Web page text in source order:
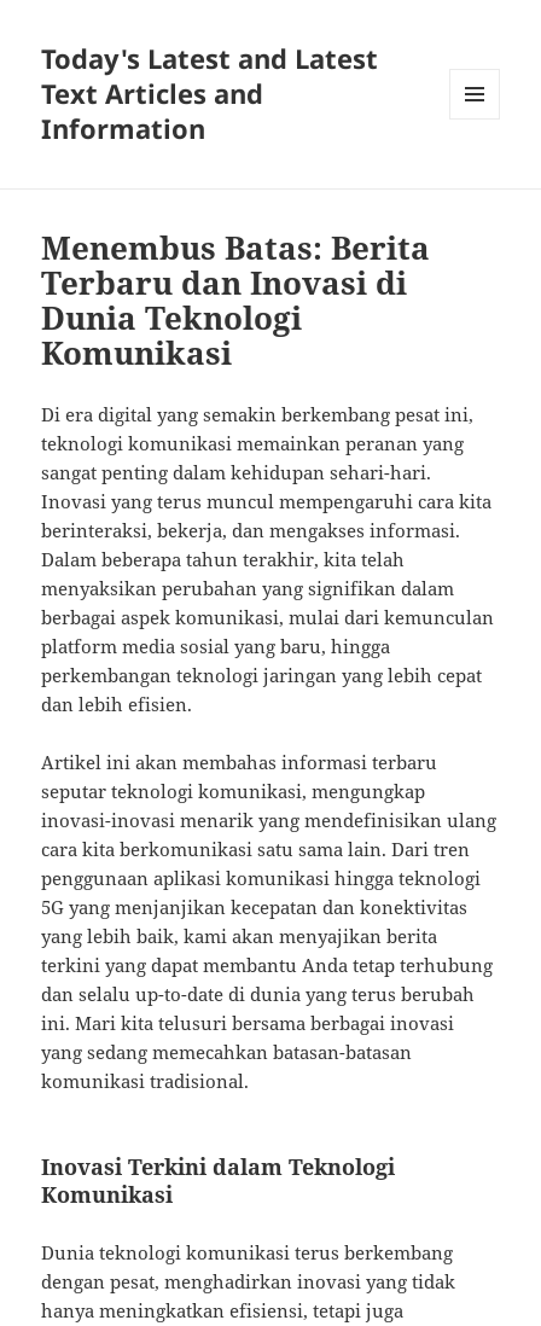
Today's Latest and Latest
Text Articles and
Information
Menembus Batas: Berita
Terbaru dan Inovasi di
Dunia Teknologi
Komunikasi
Di era digital yang semakin berkembang pesat ini,
teknologi komunikasi memainkan peranan yang
sangat penting dalam kehidupan sehari-hari.
Inovasi yang terus muncul mempengaruhi cara kita
berinteraksi, bekerja, dan mengakses informasi.
Dalam beberapa tahun terakhir, kita telah
menyaksikan perubahan yang signifikan dalam
berbagai aspek komunikasi, mulai dari kemunculan
platform media sosial yang baru, hingga
perkembangan teknologi jaringan yang lebih cepat
dan lebih efisien.
Artikel ini akan membahas informasi terbaru
seputar teknologi komunikasi, mengungkap
inovasi-inovasi menarik yang mendefinisikan ulang
cara kita berkomunikasi satu sama lain. Dari tren
penggunaan aplikasi komunikasi hingga teknologi
5G yang menjanjikan kecepatan dan konektivitas
yang lebih baik, kami akan menyajikan berita
terkini yang dapat membantu Anda tetap terhubung
dan selalu up-to-date di dunia yang terus berubah
ini. Mari kita telusuri bersama berbagai inovasi
yang sedang memecahkan batasan-batasan
komunikasi tradisional.
Inovasi Terkini dalam Teknologi
Komunikasi
Dunia teknologi komunikasi terus berkembang
dengan pesat, menghadirkan inovasi yang tidak
hanya meningkatkan efisiensi, tetapi juga